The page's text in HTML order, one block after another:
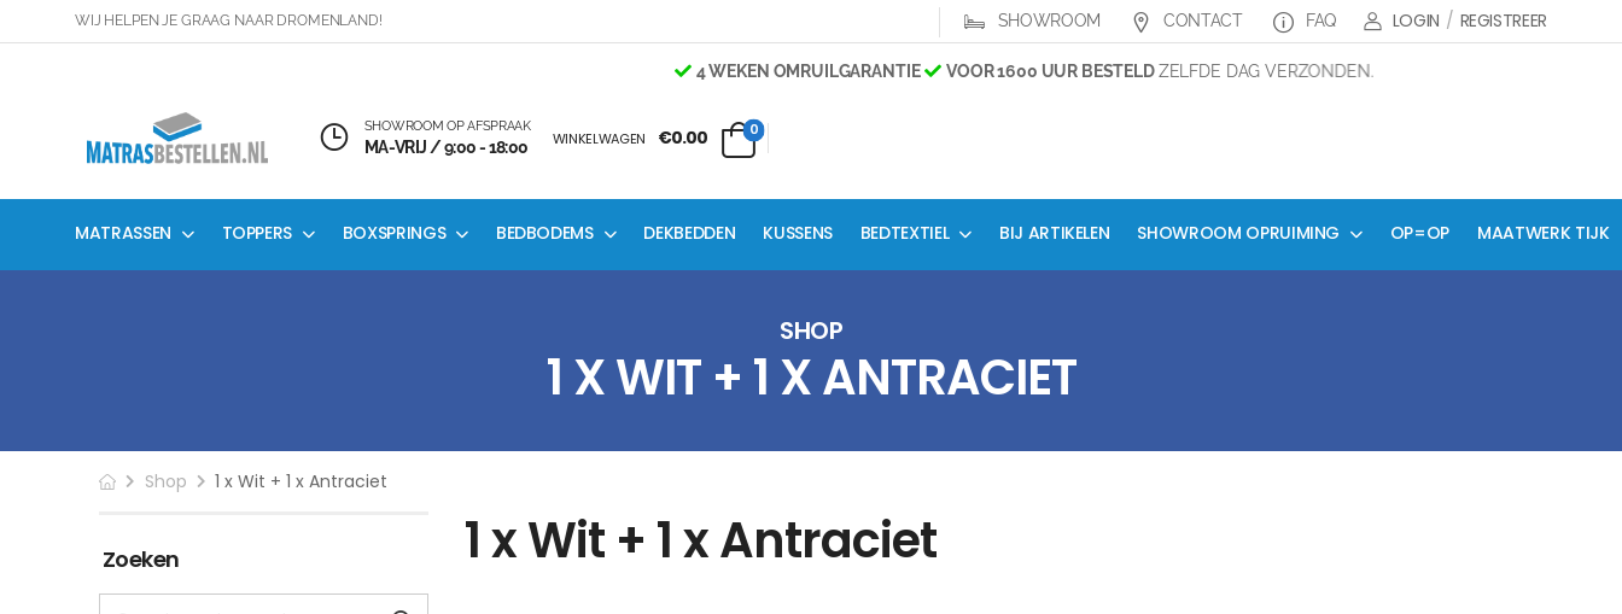
WIJ HELPEN JE GRAAG NAAR DROMENLAND! SHOWROOM CONTACT FAQ LOGIN / REGISTREER
4 WEKEN OMRUILGARANTIE VOOR 1600 UUR BESTELDZELFDE DAG VERZONDEN.
SHOWROOM OP AFSPRAAK
MA-VRIJ / 9:00 - 18:00 WINKELWAGEN €0.00 0
MATRASSEN TOPPERS BOXSPRINGS BEDBODEMS DEKBEDDEN KUSSENS BEDTEXTIEL BIJ ARTIKELEN SHOWROOM OPRUIMING OP=OP MAATWERK TIJK
SHOP
1 X WIT + 1 X ANTRACIET
Shop 1 x Wit + 1 x Antraciet
Zoeken 1 x Wit + 1 x Antraciet